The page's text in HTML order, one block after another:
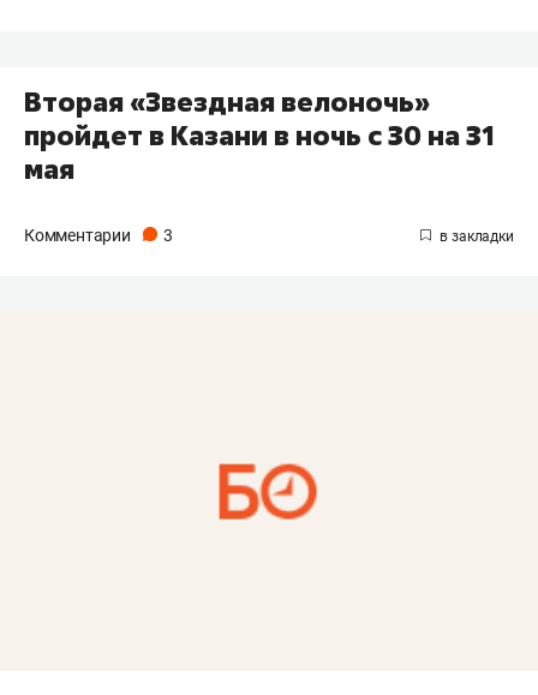
Вторая «Звездная велоночь»
пройдет в Казани в ночь с 30 на 31
мая
Комментарии 3